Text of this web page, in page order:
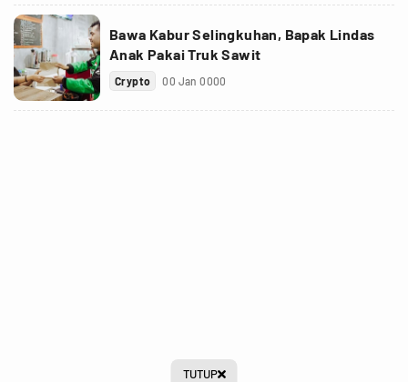
Bawa Kabur Selingkuhan, Bapak Lindas
Anak Pakai Truk Sawit
Crypto 00 Jan 0000
TUTUP